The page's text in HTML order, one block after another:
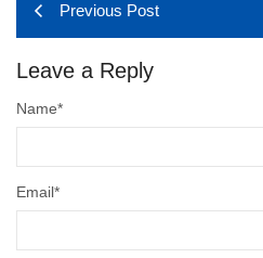
Previous Post
Leave a Reply
Name*
Email*